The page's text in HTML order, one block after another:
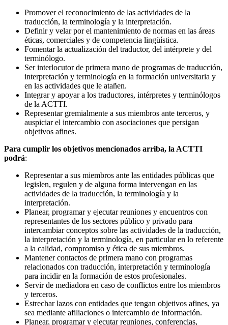
Promover el reconocimiento de las actividades de la
traducción, la terminología y la interpretación.
Definir y velar por el mantenimiento de normas en las áreas
éticas, comerciales y de competencia lingüística.
Fomentar la actualización del traductor, del intérprete y del
terminólogo.
Ser interlocutor de primera mano de programas de traducción,
interpretación y terminología en la formación universitaria y
en las actividades que le atañen.
Integrar y apoyar a los traductores, intérpretes y terminólogos
de la ACTTI.
Representar gremialmente a sus miembros ante terceros, y
auspiciar el intercambio con asociaciones que persigan
objetivos afines.
Para cumplir los objetivos mencionados arriba, la ACTTI
podrá:
Representar a sus miembros ante las entidades públicas que
legislen, regulen y de alguna forma intervengan en las
actividades de la traducción, la terminología y la
interpretación.
Planear, programar y ejecutar reuniones y encuentros con
representantes de los sectores público y privado para
intercambiar conceptos sobre las actividades de la traducción,
la interpretación y la terminología, en particular en lo referente
a la calidad, compromiso y ética de sus miembros.
Mantener contactos de primera mano con programas
relacionados con traducción, interpretación y terminología
para incidir en la formación de estos profesionales.
Servir de mediadora en caso de conflictos entre los miembros
y terceros.
Estrechar lazos con entidades que tengan objetivos afines, ya
sea mediante afiliaciones o intercambio de información.
Planear, programar y ejecutar reuniones, conferencias,